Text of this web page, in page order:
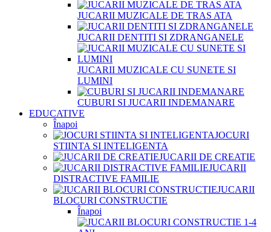
JUCARII MUZICALE DE TRAS ATA
JUCARII DENTITI SI ZDRANGANELE
JUCARII MUZICALE CU SUNETE SI
LUMINI
CUBURI SI JUCARII INDEMANARE
EDUCATIVE
Înapoi
JOCURI
STIINTA SI INTELIGENTA
JUCARII DE CREATIE
JUCARII
DISTRACTIVE FAMILIE
JUCARII
BLOCURI CONSTRUCTIE
Înapoi